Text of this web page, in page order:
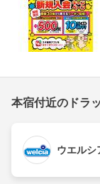
本宿付近のドラ
ウエルシ